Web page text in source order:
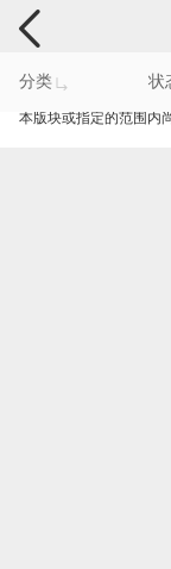
电脑反馈
分类 状
本版块或指定的范围内